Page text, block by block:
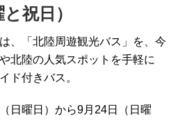
祝日）
、「北陸周遊観光バス」を、今
北陸の人気スポットを手軽に
ド付きバス。
日曜日）から9月24日（日曜